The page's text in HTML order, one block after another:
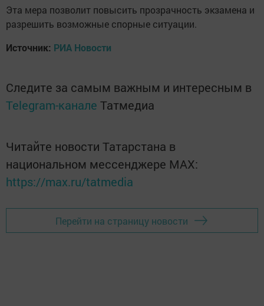
Эта мера позволит повысить прозрачность экзамена и
разрешить возможные спорные ситуации.
Источник: РИА Новости
Следите за самым важным и интересным в
Telegram-канале Татмедиа
Читайте новости Татарстана в
национальном мессенджере MАХ:
https://max.ru/tatmedia
Перейти на страницу новости